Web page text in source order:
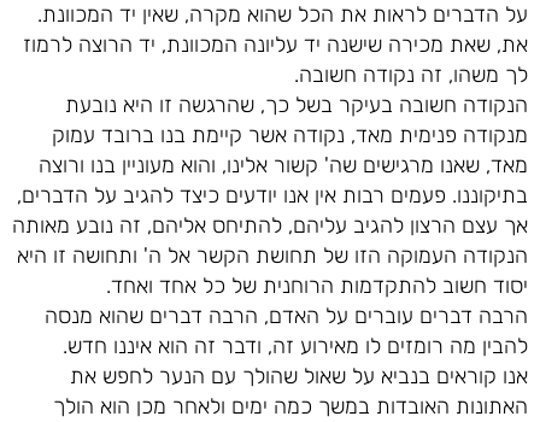
על הדברים לראות את הכל שהוא מקרה, שאין יד המכוונת.
את, שאת מכירה שישנה יד עליונה המכוונת, יד הרוצה לרמוז
לך משהו, זה נקודה חשובה.
הנקודה חשובה בעיקר בשל כך, שהרגשה זו היא נובעת
מנקודה פנימית מאד, נקודה אשר קיימת בנו ברובד עמוק
מאד, שאנו מרגישים שה' קשור אלינו, והוא מעוניין בנו ורוצה
בתיקוננו. פעמים רבות אין אנו יודעים כיצד להגיב על הדברים,
אך עצם הרצון להגיב עליהם, להתיחס אליהם, זה נובע מאותה
הנקודה העמוקה הזו של תחושת הקשר אל ה' ותחושה זו היא
יסוד חשוב להתקדמות הרוחנית של כל אחד ואחד.
הרבה דברים עוברים על האדם, הרבה דברים שהוא מנסה
להבין מה רומזים לו מאירוע זה, ודבר זה הוא איננו חדש.
אנו קוראים בנביא על שאול שהולך עם הנער לחפש את
האתונות האובדות במשך כמה ימים ולאחר מכן הוא הולך